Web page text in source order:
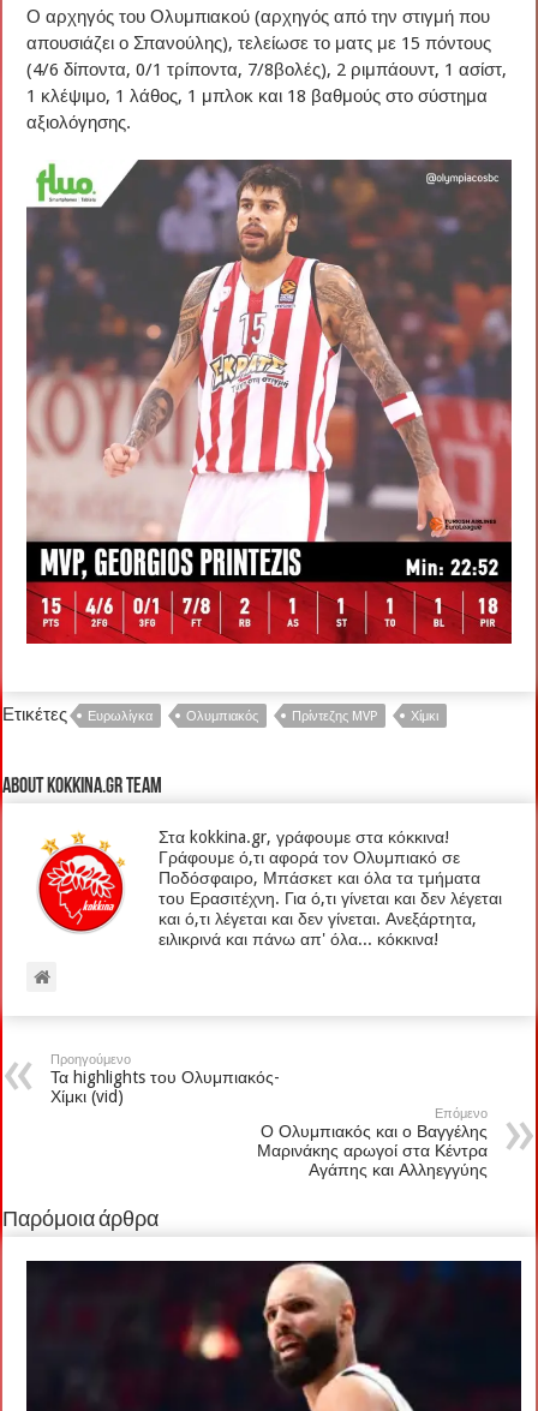
Ο αρχηγός του Ολυμπιακού (αρχηγός από την στιγμή που
απουσιάζει ο Σπανούλης), τελείωσε το ματς με 15 πόντους
(4/6 δίποντα, 0/1 τρίποντα, 7/8βολές), 2 ριμπάουντ, 1 ασίστ,
1 κλέψιμο, 1 λάθος, 1 μπλοκ και 18 βαθμούς στο σύστημα
αξιολόγησης.
Ετικέτες Ευρωλίγκα Ολυμπιακός Πρίντεζης MVP Χίμκι
About kokkina.gr TEAM
Στα kokkina.gr, γράφουμε στα κόκκινα!
Γράφουμε ό,τι αφορά τον Ολυμπιακό σε
Ποδόσφαιρο, Μπάσκετ και όλα τα τμήματα
του Ερασιτέχνη. Για ό,τι γίνεται και δεν λέγεται
και ό,τι λέγεται και δεν γίνεται. Ανεξάρτητα,
ειλικρινά και πάνω απ' όλα... κόκκινα!
Προηγούμενο
Τα highlights του Ολυμπιακός-
Χίμκι (vid)
Επόμενο
Ο Ολυμπιακός και ο Βαγγέλης
Μαρινάκης αρωγοί στα Κέντρα
Αγάπης και Αλληεγγύης
Παρόμοια άρθρα